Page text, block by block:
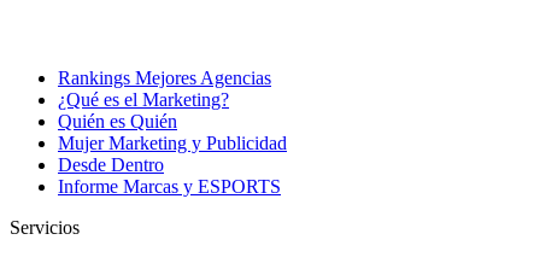
Rankings Mejores Agencias
¿Qué es el Marketing?
Quién es Quién
Mujer Marketing y Publicidad
Desde Dentro
Informe Marcas y ESPORTS
Servicios